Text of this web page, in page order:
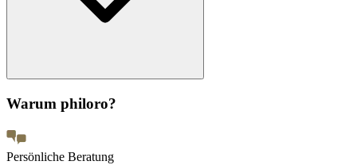
Warum philoro?
Persönliche Beratung